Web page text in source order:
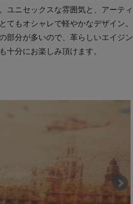
ユニセックスな雰囲気と、アーティ
てもオシャレで軽やかなデザイン。
部分が多いので、革らしいエイジン
十分にお楽しみ頂けます。